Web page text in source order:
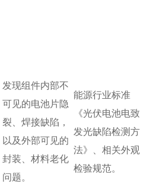
发现组件内部不
可见的电池片隐
裂、焊接缺陷，
以及外部可见的
封装、材料老化
问题。
能源行业标准
《光伏电池电致
发光缺陷检测方
法》、相关外观
检验规范。